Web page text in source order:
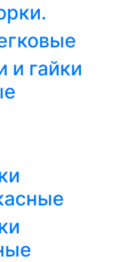
и гайки